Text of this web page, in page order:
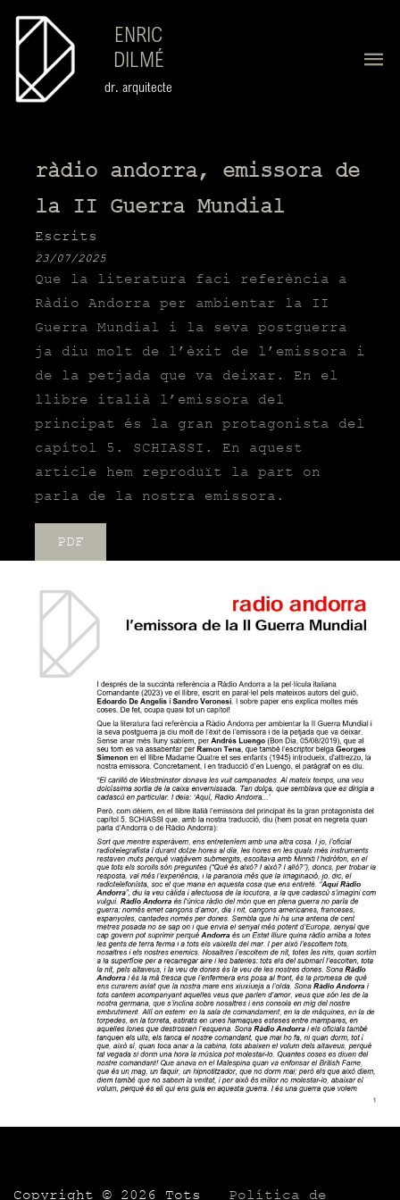
ENRIC
DILMÉ
dr. arquitecte
ràdio andorra, emissora de
la II Guerra Mundial
Escrits
23/07/2025
Que la literatura faci referència a
Ràdio Andorra per ambientar la II
Guerra Mundial i la seva postguerra
ja diu molt de l’èxit de l’emissora i
de la petjada que va deixar. En el
llibre italià l’emissora del
principat és la gran protagonista del
capítol 5. SCHIASSI. En aquest
article hem reproduït la part on
parla de la nostra emissora.
PDF
Copyright © 2026 Tots Política de